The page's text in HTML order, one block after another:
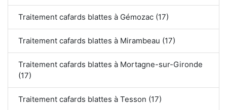
Traitement cafards blattes à Gémozac (17)
Traitement cafards blattes à Mirambeau (17)
Traitement cafards blattes à Mortagne-sur-Gironde
(17)
Traitement cafards blattes à Tesson (17)